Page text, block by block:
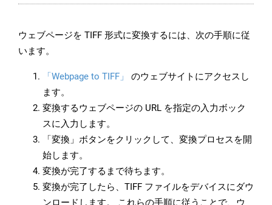
ウェブページを TIFF 形式に変換するには、次の手順に従
います。
「Webpage to TIFF」
のウェブサイトにアクセスし
ます。
変換するウェブページの URL を指定の入力ボック
スに入力します。
「変換」ボタンをクリックして、変換プロセスを開
始します。
変換が完了するまで待ちます。
変換が完了したら、TIFF ファイルをデバイスにダウ
ンロードします。 これらの手順に従うことで、ウ